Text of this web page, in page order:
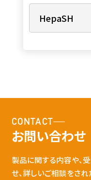
CONTACT
お問い合わせ
製品に関する内容や、
せ、詳しいご相談をさ